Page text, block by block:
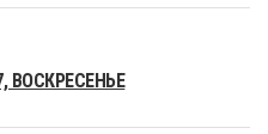
ВОСКРЕСЕНЬЕ